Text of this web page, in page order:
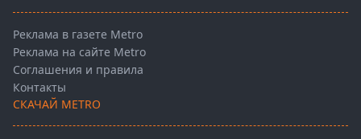
Реклама в газете Metro
Реклама на сайте Metro
Соглашения и правила
Контакты
СКАЧАЙ METRO